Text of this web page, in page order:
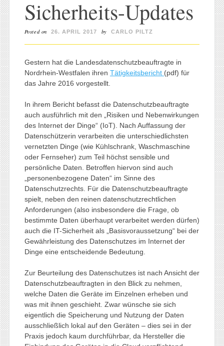
Sicherheits-Updates
Posted on 26. APRIL 2017 by CARLO PILTZ
Gestern hat die Landesdatenschutzbeauftragte in
Nordrhein-Westfalen ihren Tätigkeitsbericht (pdf) für
das Jahre 2016 vorgestellt.
In ihrem Bericht befasst die Datenschutzbeauftragte
auch ausführlich mit den „Risiken und Nebenwirkungen
des Internet der Dinge“ (IoT). Nach Auffassung der
Datenschützerin verarbeiten die unterschiedlichsten
vernetzten Dinge (wie Kühlschrank, Waschmaschine
oder Fernseher) zum Teil höchst sensible und
persönliche Daten. Betroffen hiervon sind auch
„personenbezogene Daten“ im Sinne des
Datenschutzrechts. Für die Datenschutzbeauftragte
spielt, neben den reinen datenschutzrechtlichen
Anforderungen (also insbesondere die Frage, ob
bestimmte Daten überhaupt verarbeitet werden dürfen)
auch die IT-Sicherheit als „Basisvoraussetzung“ bei der
Gewährleistung des Datenschutzes im Internet der
Dinge eine entscheidende Bedeutung.
Zur Beurteilung des Datenschutzes ist nach Ansicht der
Datenschutzbeauftragten in den Blick zu nehmen,
welche Daten die Geräte im Einzelnen erheben und
was mit ihnen geschieht. Zwar wünsche sie sich
eigentlich die Speicherung und Nutzung der Daten
ausschließlich lokal auf den Geräten – dies sei in der
Praxis jedoch kaum durchführbar, da Hersteller die